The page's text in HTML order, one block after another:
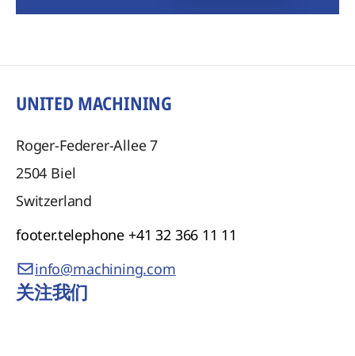
UNITED MACHINING
Roger-Federer-Allee 7
2504 Biel
Switzerland
footer.telephone +41 32 366 11 11
info@machining.com
关注我们